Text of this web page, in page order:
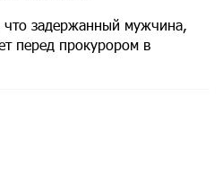
задержанный мужчина,
перед прокурором в